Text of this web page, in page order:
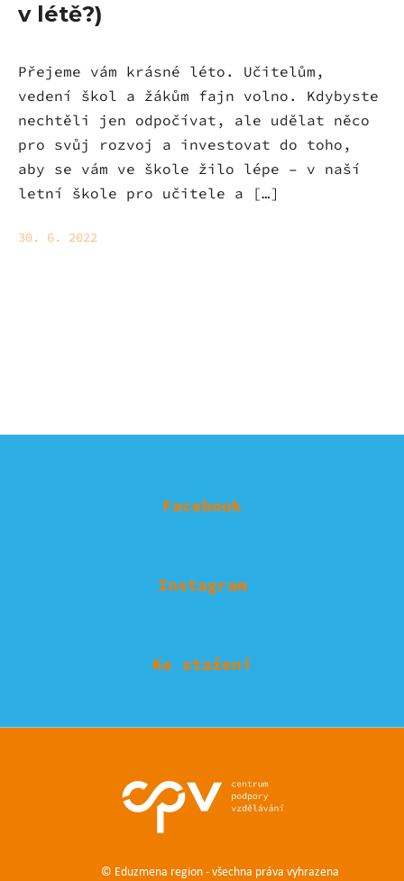
v létě?)
Přejeme vám krásné léto. Učitelům,
vedení škol a žákům fajn volno. Kdybyste
nechtěli jen odpočívat, ale udělat něco
pro svůj rozvoj a investovat do toho,
aby se vám ve škole žilo lépe – v naší
letní škole pro učitele a […]
30. 6. 2022
Facebook
Instagram
Ke stažení
© Eduzmena region - všechna práva vyhrazena